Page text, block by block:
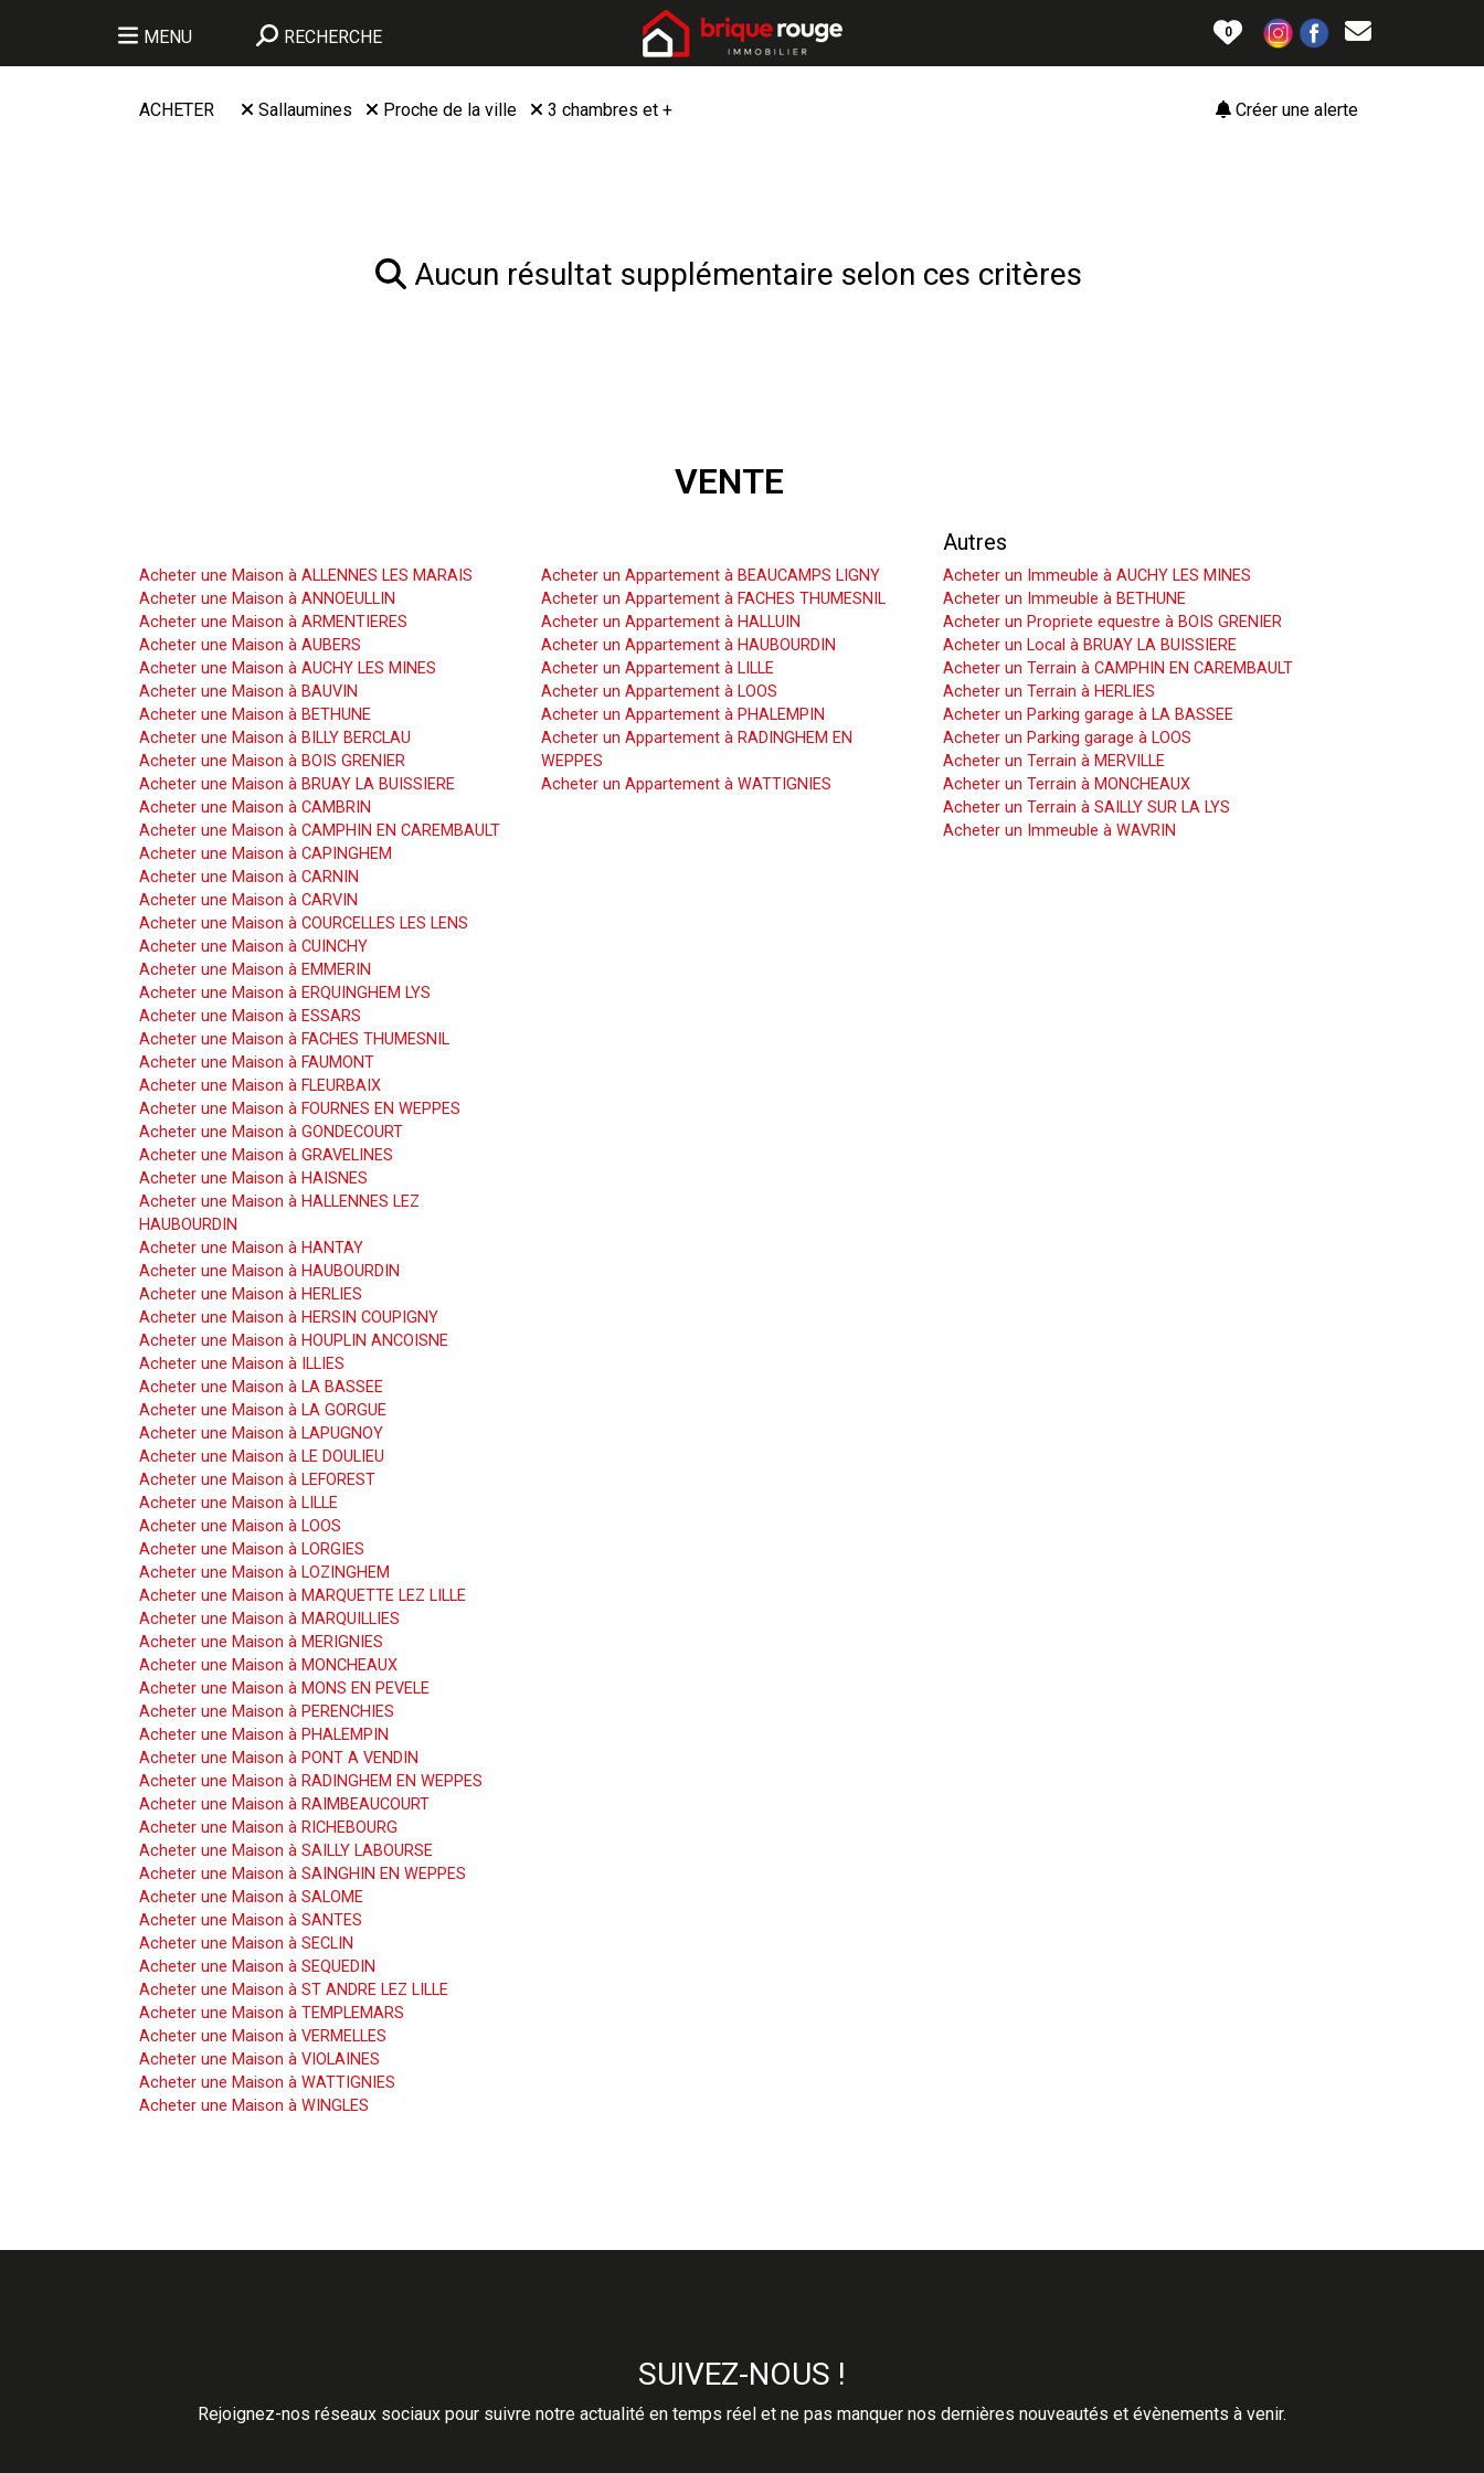
MENU RECHERCHE 0
Créer une alerte
ACHETER Sallaumines Proche de la ville 3 chambres et +
Aucun résultat supplémentaire selon ces critères
VENTE
Acheter une Maison à ALLENNES LES MARAIS
Acheter une Maison à ANNOEULLIN
Acheter une Maison à ARMENTIERES
Acheter une Maison à AUBERS
Acheter une Maison à AUCHY LES MINES
Acheter une Maison à BAUVIN
Acheter une Maison à BETHUNE
Acheter une Maison à BILLY BERCLAU
Acheter une Maison à BOIS GRENIER
Acheter une Maison à BRUAY LA BUISSIERE
Acheter une Maison à CAMBRIN
Acheter une Maison à CAMPHIN EN CAREMBAULT
Acheter une Maison à CAPINGHEM
Acheter une Maison à CARNIN
Acheter une Maison à CARVIN
Acheter une Maison à COURCELLES LES LENS
Acheter une Maison à CUINCHY
Acheter une Maison à EMMERIN
Acheter une Maison à ERQUINGHEM LYS
Acheter une Maison à ESSARS
Acheter une Maison à FACHES THUMESNIL
Acheter une Maison à FAUMONT
Acheter une Maison à FLEURBAIX
Acheter une Maison à FOURNES EN WEPPES
Acheter une Maison à GONDECOURT
Acheter une Maison à GRAVELINES
Acheter une Maison à HAISNES
Acheter une Maison à HALLENNES LEZ
HAUBOURDIN
Acheter une Maison à HANTAY
Acheter une Maison à HAUBOURDIN
Acheter une Maison à HERLIES
Acheter une Maison à HERSIN COUPIGNY
Acheter une Maison à HOUPLIN ANCOISNE
Acheter une Maison à ILLIES
Acheter une Maison à LA BASSEE
Acheter une Maison à LA GORGUE
Acheter une Maison à LAPUGNOY
Acheter une Maison à LE DOULIEU
Acheter une Maison à LEFOREST
Acheter une Maison à LILLE
Acheter une Maison à LOOS
Acheter une Maison à LORGIES
Acheter une Maison à LOZINGHEM
Acheter une Maison à MARQUETTE LEZ LILLE
Acheter une Maison à MARQUILLIES
Acheter une Maison à MERIGNIES
Acheter une Maison à MONCHEAUX
Acheter une Maison à MONS EN PEVELE
Acheter une Maison à PERENCHIES
Acheter une Maison à PHALEMPIN
Acheter une Maison à PONT A VENDIN
Acheter une Maison à RADINGHEM EN WEPPES
Acheter une Maison à RAIMBEAUCOURT
Acheter une Maison à RICHEBOURG
Acheter une Maison à SAILLY LABOURSE
Acheter une Maison à SAINGHIN EN WEPPES
Acheter une Maison à SALOME
Acheter une Maison à SANTES
Acheter une Maison à SECLIN
Acheter une Maison à SEQUEDIN
Acheter une Maison à ST ANDRE LEZ LILLE
Acheter une Maison à TEMPLEMARS
Acheter une Maison à VERMELLES
Acheter une Maison à VIOLAINES
Acheter une Maison à WATTIGNIES
Acheter une Maison à WINGLES
Acheter un Appartement à BEAUCAMPS LIGNY
Acheter un Appartement à FACHES THUMESNIL
Acheter un Appartement à HALLUIN
Acheter un Appartement à HAUBOURDIN
Acheter un Appartement à LILLE
Acheter un Appartement à LOOS
Acheter un Appartement à PHALEMPIN
Acheter un Appartement à RADINGHEM EN
WEPPES
Acheter un Appartement à WATTIGNIES
Autres
Acheter un Immeuble à AUCHY LES MINES
Acheter un Immeuble à BETHUNE
Acheter un Propriete equestre à BOIS GRENIER
Acheter un Local à BRUAY LA BUISSIERE
Acheter un Terrain à CAMPHIN EN CAREMBAULT
Acheter un Terrain à HERLIES
Acheter un Parking garage à LA BASSEE
Acheter un Parking garage à LOOS
Acheter un Terrain à MERVILLE
Acheter un Terrain à MONCHEAUX
Acheter un Terrain à SAILLY SUR LA LYS
Acheter un Immeuble à WAVRIN
SUIVEZ-NOUS !
Rejoignez-nos réseaux sociaux pour suivre notre actualité en temps réel et ne pas manquer nos dernières nouveautés et évènements à venir.